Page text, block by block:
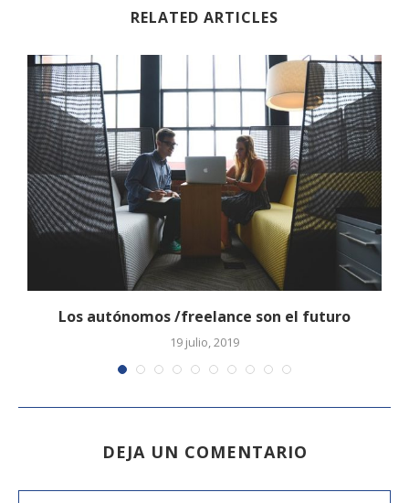
RELATED ARTICLES
Los autónomos /freelance son el futuro
19 julio, 2019
DEJA UN COMENTARIO